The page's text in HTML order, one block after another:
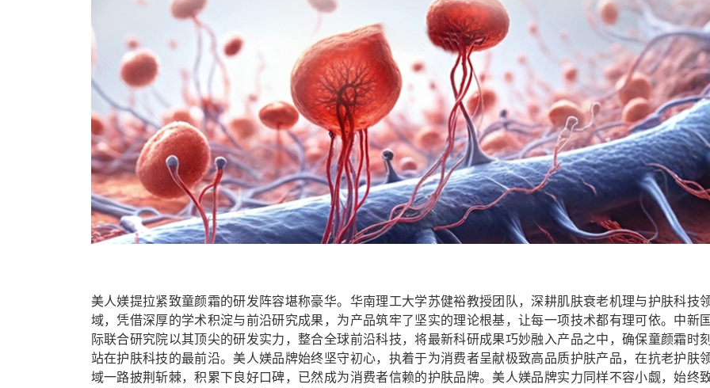
美人媄提拉紧致童颜霜的研发阵容堪称豪华。华南理工大学苏健裕教授团队，深耕肌肤衰老机理与护肤科技
域，凭借深厚的学术积淀与前沿研究成果，为产品筑牢了坚实的理论根基，让每一项技术都有理可依。中新
际联合研究院以其顶尖的研发实力，整合全球前沿科技，将最新科研成果巧妙融入产品之中，确保童颜霜时
站在护肤科技的最前沿。美人媄品牌始终坚守初心，执着于为消费者呈献极致高品质护肤产品，在抗老护肤
域一路披荆斩棘，积累下良好口碑，已然成为消费者信赖的护肤品牌。美人媄品牌实力同样不容小觑，始终